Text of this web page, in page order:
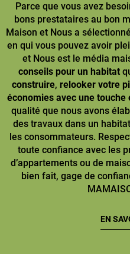
Parce que vous avez
bons prestataires au bon
Maison et Nous a
en qui vous pouvez avoir
et Nous est le média
conseils pour un habitat
construire, relooker votre
économies avec une touche
qualité que nous avons
des travaux dans un
les consommateurs.
toute confiance avec les
d’appartements ou de
bien fait, gage de
EN